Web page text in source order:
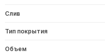
Слив
Тип покрытия
Объем